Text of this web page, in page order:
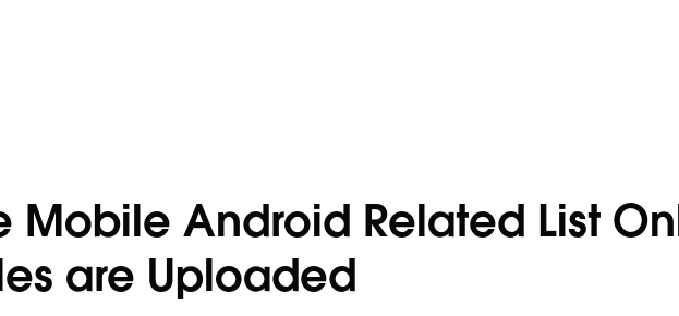
Mobile Android Related List
are Uploaded